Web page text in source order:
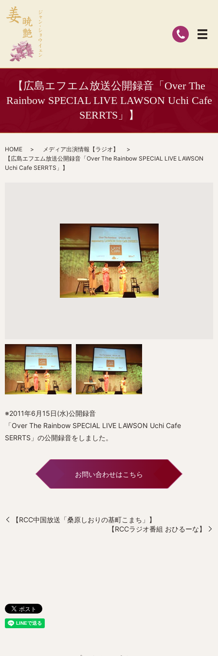
【広島エフエム放送公開録音「Over The
Rainbow SPECIAL LIVE LAWSON Uchi Cafe
SERRTS」】
HOME
メディア出演情報【ラジオ】
【広島エフエム放送公開録音「Over The Rainbow SPECIAL LIVE LAWSON
Uchi Cafe SERRTS」】
※2011年6月15日(水)公開録音
「Over The Rainbow SPECIAL LIVE LAWSON Uchi Cafe
SERRTS」の公開録音をしました。
お問い合わせはこちら
【RCC中国放送「桑原しおりの基町こまち」】
【RCCラジオ番組 おひるーな】